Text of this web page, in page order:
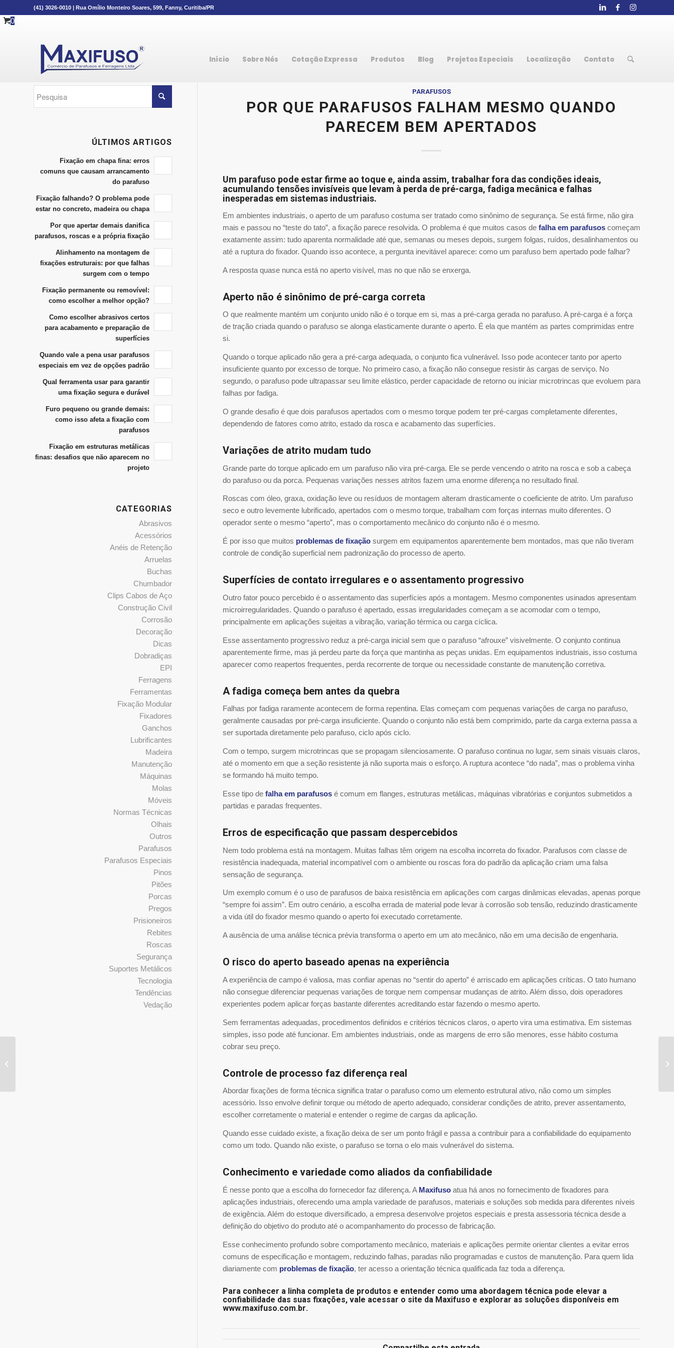
(41) 3026-0010 | Rua Omílio Monteiro Soares, 599, Fanny, Curitiba/PR
0
Início Sobre Nós Cotação Expressa Produtos Blog Projetos Especiais Localização Contato
PARAFUSOS
POR QUE PARAFUSOS FALHAM MESMO QUANDO
PARECEM BEM APERTADOS
Um parafuso pode estar firme ao toque e, ainda assim, trabalhar fora das condições ideais,
acumulando tensões invisíveis que levam à perda de pré-carga, fadiga mecânica e falhas
inesperadas em sistemas industriais.
Em ambientes industriais, o aperto de um parafuso costuma ser tratado como sinônimo de segurança. Se está firme, não gira
mais e passou no “teste do tato”, a fixação parece resolvida. O problema é que muitos casos de falha em parafusoscomeçam
exatamente assim: tudo aparenta normalidade até que, semanas ou meses depois, surgem folgas, ruídos, desalinhamentos ou
até a ruptura do fixador. Quando isso acontece, a pergunta inevitável aparece: como um parafuso bem apertado pode falhar?
A resposta quase nunca está no aperto visível, mas no que não se enxerga.
Aperto não é sinônimo de pré-carga correta
O que realmente mantém um conjunto unido não é o torque em si, mas a pré-carga gerada no parafuso. A pré-carga é a força
de tração criada quando o parafuso se alonga elasticamente durante o aperto. É ela que mantém as partes comprimidas entre
si.
Quando o torque aplicado não gera a pré-carga adequada, o conjunto fica vulnerável. Isso pode acontecer tanto por aperto
insuficiente quanto por excesso de torque. No primeiro caso, a fixação não consegue resistir às cargas de serviço. No
segundo, o parafuso pode ultrapassar seu limite elástico, perder capacidade de retorno ou iniciar microtrincas que evoluem para
falhas por fadiga.
O grande desafio é que dois parafusos apertados com o mesmo torque podem ter pré-cargas completamente diferentes,
dependendo de fatores como atrito, estado da rosca e acabamento das superfícies.
Variações de atrito mudam tudo
Grande parte do torque aplicado em um parafuso não vira pré-carga. Ele se perde vencendo o atrito na rosca e sob a cabeça
do parafuso ou da porca. Pequenas variações nesses atritos fazem uma enorme diferença no resultado final.
Roscas com óleo, graxa, oxidação leve ou resíduos de montagem alteram drasticamente o coeficiente de atrito. Um parafuso
seco e outro levemente lubrificado, apertados com o mesmo torque, trabalham com forças internas muito diferentes. O
operador sente o mesmo “aperto”, mas o comportamento mecânico do conjunto não é o mesmo.
É por isso que muitos problemas de fixaçãosurgem em equipamentos aparentemente bem montados, mas que não tiveram
controle de condição superficial nem padronização do processo de aperto.
Superfícies de contato irregulares e o assentamento progressivo
Outro fator pouco percebido é o assentamento das superfícies após a montagem. Mesmo componentes usinados apresentam
microirregularidades. Quando o parafuso é apertado, essas irregularidades começam a se acomodar com o tempo,
principalmente em aplicações sujeitas a vibração, variação térmica ou carga cíclica.
Esse assentamento progressivo reduz a pré-carga inicial sem que o parafuso “afrouxe” visivelmente. O conjunto continua
aparentemente firme, mas já perdeu parte da força que mantinha as peças unidas. Em equipamentos industriais, isso costuma
aparecer como reapertos frequentes, perda recorrente de torque ou necessidade constante de manutenção corretiva.
A fadiga começa bem antes da quebra
Falhas por fadiga raramente acontecem de forma repentina. Elas começam com pequenas variações de carga no parafuso,
geralmente causadas por pré-carga insuficiente. Quando o conjunto não está bem comprimido, parte da carga externa passa a
ser suportada diretamente pelo parafuso, ciclo após ciclo.
Com o tempo, surgem microtrincas que se propagam silenciosamente. O parafuso continua no lugar, sem sinais visuais claros,
até o momento em que a seção resistente já não suporta mais o esforço. A ruptura acontece “do nada”, mas o problema vinha
se formando há muito tempo.
Esse tipo de falha em parafusosé comum em flanges, estruturas metálicas, máquinas vibratórias e conjuntos submetidos a
partidas e paradas frequentes.
Erros de especificação que passam despercebidos
Nem todo problema está na montagem. Muitas falhas têm origem na escolha incorreta do fixador. Parafusos com classe de
resistência inadequada, material incompatível com o ambiente ou roscas fora do padrão da aplicação criam uma falsa
sensação de segurança.
Um exemplo comum é o uso de parafusos de baixa resistência em aplicações com cargas dinâmicas elevadas, apenas porque
“sempre foi assim”. Em outro cenário, a escolha errada de material pode levar à corrosão sob tensão, reduzindo drasticamente
a vida útil do fixador mesmo quando o aperto foi executado corretamente.
A ausência de uma análise técnica prévia transforma o aperto em um ato mecânico, não em uma decisão de engenharia.
O risco do aperto baseado apenas na experiência
A experiência de campo é valiosa, mas confiar apenas no “sentir do aperto” é arriscado em aplicações críticas. O tato humano
não consegue diferenciar pequenas variações de torque nem compensar mudanças de atrito. Além disso, dois operadores
experientes podem aplicar forças bastante diferentes acreditando estar fazendo o mesmo aperto.
Sem ferramentas adequadas, procedimentos definidos e critérios técnicos claros, o aperto vira uma estimativa. Em sistemas
simples, isso pode até funcionar. Em ambientes industriais, onde as margens de erro são menores, esse hábito costuma
cobrar seu preço.
Controle de processo faz diferença real
Abordar fixações de forma técnica significa tratar o parafuso como um elemento estrutural ativo, não como um simples
acessório. Isso envolve definir torque ou método de aperto adequado, considerar condições de atrito, prever assentamento,
escolher corretamente o material e entender o regime de cargas da aplicação.
Quando esse cuidado existe, a fixação deixa de ser um ponto frágil e passa a contribuir para a confiabilidade do equipamento
como um todo. Quando não existe, o parafuso se torna o elo mais vulnerável do sistema.
Conhecimento e variedade como aliados da confiabilidade
É nesse ponto que a escolha do fornecedor faz diferença. A Maxifusoatua há anos no fornecimento de fixadores para
aplicações industriais, oferecendo uma ampla variedade de parafusos, materiais e soluções sob medida para diferentes níveis
de exigência. Além do estoque diversificado, a empresa desenvolve projetos especiais e presta assessoria técnica desde a
definição do objetivo do produto até o acompanhamento do processo de fabricação.
Esse conhecimento profundo sobre comportamento mecânico, materiais e aplicações permite orientar clientes a evitar erros
comuns de especificação e montagem, reduzindo falhas, paradas não programadas e custos de manutenção. Para quem lida
diariamente com problemas de fixação, ter acesso a orientação técnica qualificada faz toda a diferença.
Para conhecer a linha completa de produtos e entender como uma abordagem técnica pode elevar a
confiabilidade das suas fixações, vale acessar o site da Maxifuso e explorar as soluções disponíveis em
www.maxifuso.com.br.
ÚLTIMOS ARTIGOS
Fixação em chapa fina: erros
comuns que causam arrancamento
do parafuso
Fixação falhando? O problema pode
estar no concreto, madeira ou chapa
Por que apertar demais danifica
parafusos, roscas e a própria fixação
Alinhamento na montagem de
fixações estruturais: por que falhas
surgem com o tempo
Fixação permanente ou removível:
como escolher a melhor opção?
Como escolher abrasivos certos
para acabamento e preparação de
superfícies
Quando vale a pena usar parafusos
especiais em vez de opções padrão
Qual ferramenta usar para garantir
uma fixação segura e durável
Furo pequeno ou grande demais:
como isso afeta a fixação com
parafusos
Fixação em estruturas metálicas
finas: desafios que não aparecem no
projeto
CATEGORIAS
Abrasivos
Acessórios
Anéis de Retenção
Arruelas
Buchas
Chumbador
Clips Cabos de Aço
Construção Civil
Corrosão
Decoração
Dicas
Dobradiças
EPI
Ferragens
Ferramentas
Fixação Modular
Fixadores
Ganchos
Lubrificantes
Madeira
Manutenção
Máquinas
Molas
Móveis
Normas Técnicas
Olhais
Outros
Parafusos
Parafusos Especiais
Pinos
Pitões
Porcas
Pregos
Prisioneiros
Rebites
Roscas
Segurança
Suportes Metálicos
Tecnologia
Tendências
Vedação